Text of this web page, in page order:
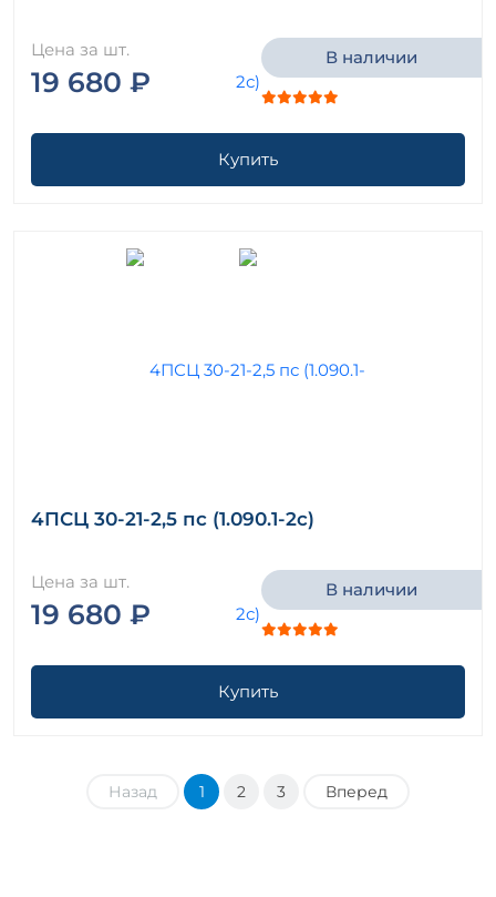
Цена за шт.
19 680 ₽
В наличии
Купить
4ПСЦ 30-21-2,5 пс (1.090.1-2с)
Цена за шт.
19 680 ₽
В наличии
Купить
Назад 1 2 3 Вперед